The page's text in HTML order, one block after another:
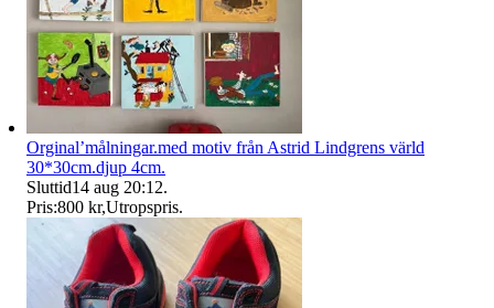
Orginal’målningar.med motiv från Astrid Lindgrens värld
30*30cm.djup 4cm.
Sluttid14 aug 20:12.
Pris:800 kr,Utropspris.